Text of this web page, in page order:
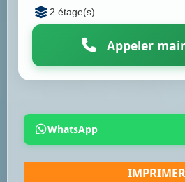
2 étage(s)
Appeler
WhatsApp